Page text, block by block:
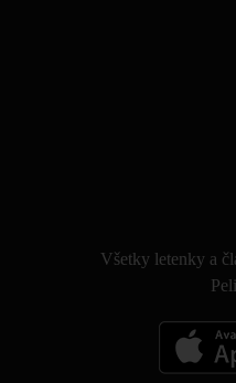
Všetky letenky a